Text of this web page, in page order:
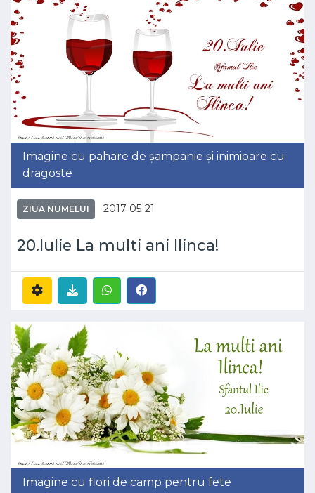
Imagine cu pahare de șampanie și inimioare cu
dragoste
ZIUA NUMELUI 2017-05-21
20.Iulie La multi ani Ilinca!
Imagine cu flori de camp pentru fete